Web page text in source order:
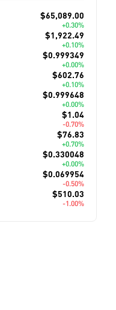
$65,089.00
+0.30%
$1,922.49
+0.10%
$0.999349
+0.00%
$602.76
+0.10%
$0.999648
+0.00%
$1.04
-0.70%
$76.83
+0.70%
$0.330048
+0.00%
$0.069954
-0.50%
$510.03
-1.00%